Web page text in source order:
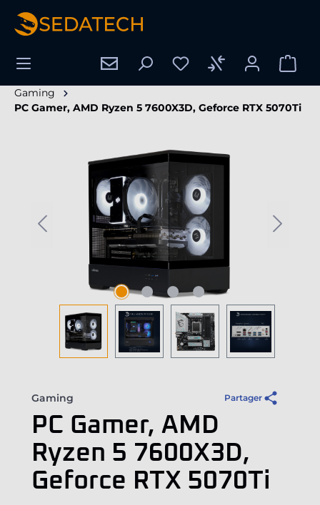
principal
Gaming
PC Gamer, AMD Ryzen 5 7600X3D, Geforce RTX 5070Ti
Ignorer la galerie d'images
Gaming Partager
PC Gamer, AMD
Ryzen 5 7600X3D,
Geforce RTX 5070Ti